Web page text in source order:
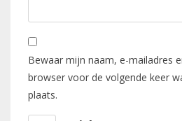
Bewaar mijn naam, e-mailadres
browser voor de volgende keer
plaats.